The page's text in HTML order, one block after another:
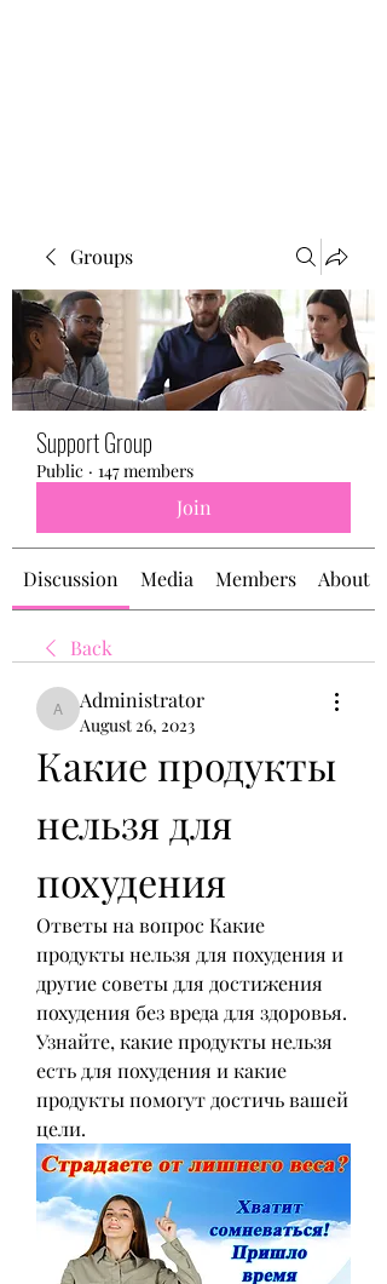
Groups
Support Group
Public · 147 members
Join
Discussion Media Members About
Back
Administrator
Administrator
August 26, 2023
Какие продукты
нельзя для
похудения
Ответы на вопрос Какие
продукты нельзя для похудения и
другие советы для достижения
похудения без вреда для здоровья.
Узнайте, какие продукты нельзя
есть для похудения и какие
продукты помогут достичь вашей
цели.